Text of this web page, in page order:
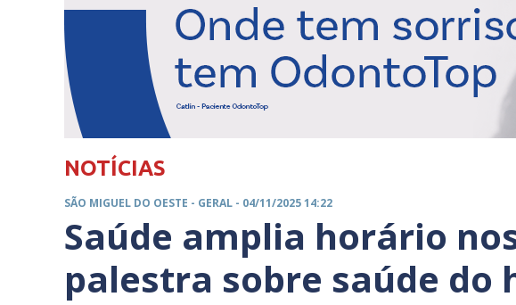
NOTÍCIAS
SÃO MIGUEL DO OESTE - GERAL - 04/11/2025 14:22
Saúde amplia horário
palestra sobre saúde do